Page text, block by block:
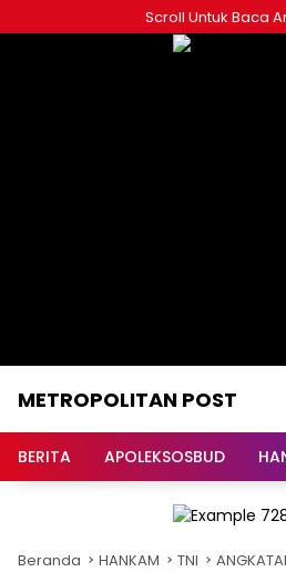
ke
Scroll Untuk Baca
METROPOLITAN POST
BERITA APOLEKSOSBUD
Beranda HANKAM TNI